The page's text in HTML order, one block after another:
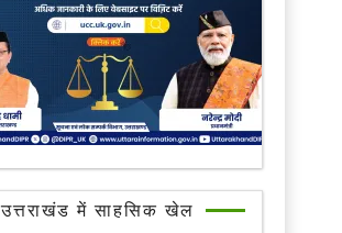
उत्तराखंड में साहसिक खेल